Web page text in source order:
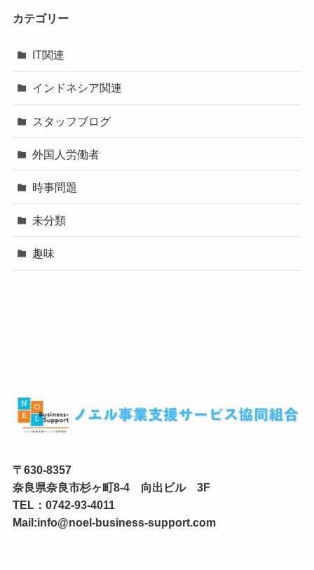
カテゴリー
IT関連
インドネシア関連
スタッフブログ
外国人労働者
時事問題
未分類
趣味
〒630-8357
奈良県奈良市杉ヶ町8-4 向出ビル 3F
TEL：0742-93-4011
Mail:info@noel-business-support.com